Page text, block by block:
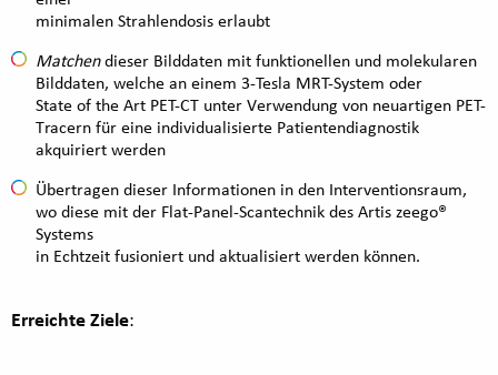
minimalen Strahlendosis erlaubt
Matchendieser Bilddaten mit funktionellen und molekularen
Bilddaten, welche an einem 3-Tesla MRT-System oder
State of the Art PET-CT unter Verwendung von neuartigen PET-
Tracern für eine individualisierte Patientendiagnostik
akquiriert werden
Übertragen dieser Informationen in den Interventionsraum,
wo diese mit der Flat-Panel-Scantechnik des Artis zeego®
Systems
in Echtzeit fusioniert und aktualisiert werden können.
Erreichte Ziele: